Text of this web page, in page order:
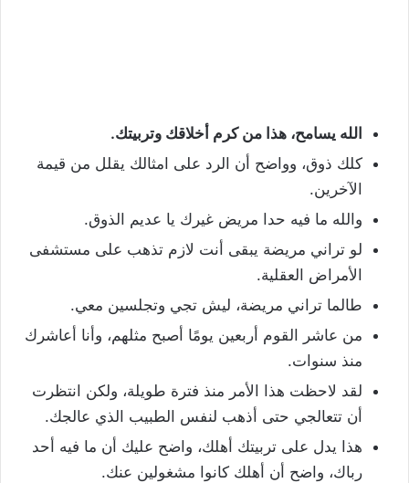
الله يسامح، هذا من كرم أخلاقك وتربيتك.
كلك ذوق، وواضح أن الرد على امثالك يقلل من قيمة
الآخرين.
والله ما فيه حدا مريض غيرك يا عديم الذوق.
لو تراني مريضة يبقى أنت لازم تذهب على مستشفى
الأمراض العقلية.
طالما تراني مريضة، ليش تجي وتجلسين معي.
من عاشر القوم أربعين يومًا أصبح مثلهم، وأنا أعاشرك
منذ سنوات.
لقد لاحظت هذا الأمر منذ فترة طويلة، ولكن انتظرت
أن تتعالجي حتى أذهب لنفس الطبيب الذي عالجك.
هذا يدل على تربيتك أهلك، واضح عليك أن ما فيه أحد
رباك، واضح أن أهلك كانوا مشغولين عنك.